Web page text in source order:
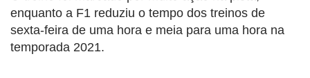
enquanto a F1 reduziu o tempo dos treinos de
sexta-feira de uma hora e meia para uma hora na
temporada 2021.